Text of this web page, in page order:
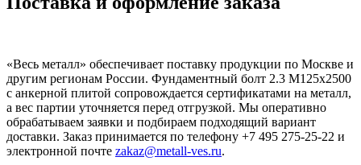
«Весь металл» обеспечивает поставку продукции по Москве и
другим регионам России. Фундаментный болт 2.3 М125х2500
с анкерной плитой сопровождается сертификатами на металл,
а вес партии уточняется перед отгрузкой. Мы оперативно
обрабатываем заявки и подбираем подходящий вариант
доставки. Заказ принимается по телефону +7 495 275-25-22 и
электронной почте zakaz@metall-ves.ru.